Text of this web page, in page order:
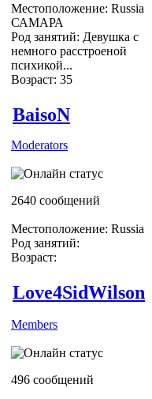
Местоположение: Russia
САМАРА
Род занятий: Девушка с
немного расстроеной
психикой...
Возраст: 35
BaisoN
Moderators
2640 сообщений
Местоположение: Russia
Род занятий:
Возраст:
Love4SidWilson
Members
496 сообщений